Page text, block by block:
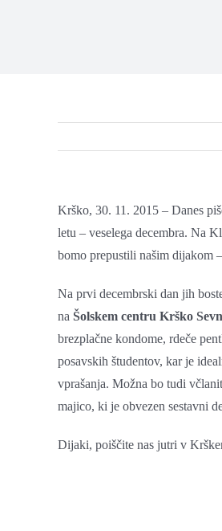
Krško, 30. 11. 2015 – Danes
letu – veselega decembra. Na
bomo prepustili našim dijakom
Na prvi decembrski dan jih
na Šolskem centru Krško
brezplačne kondome, rdeče
posavskih študentov, kar je
vprašanja. Možna bo tudi
majico, ki je obvezen sestavni
Dijaki, poiščite nas jutri v